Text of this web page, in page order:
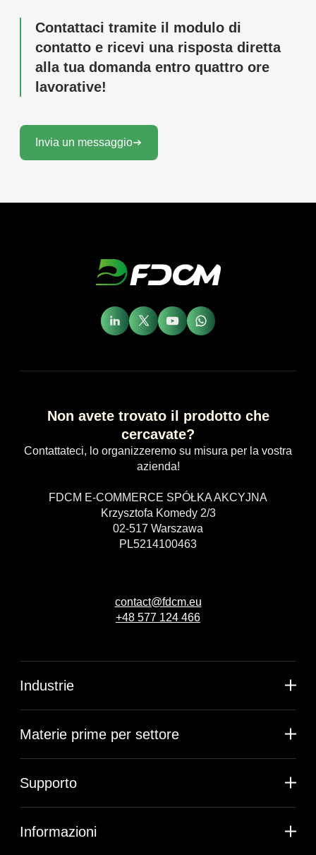
Contattaci tramite il modulo di
contatto e ricevi una risposta diretta
alla tua domanda entro quattro ore
lavorative!
Invia un messaggio
Non avete trovato il prodotto che
cercavate?
Contattateci, lo organizzeremo su misura per la vostra
azienda!
FDCM E-COMMERCE SPÓŁKA AKCYJNA
Krzysztofa Komedy 2/3
02-517 Warszawa
PL5214100463
contact@fdcm.eu
+48 577 124 466
Industrie
Materie prime per settore
Supporto
Informazioni